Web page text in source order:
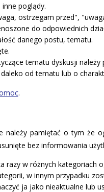
poglądy.
ostrzegam przed",
do odpowiednich
danego postu, tematu.
tematu dyskusji
od tematu lub o
.
pamiętać o tym że
bez informowania
razy w różnych kategoriach
w innym przypadku
ja jako nieaktualne lub